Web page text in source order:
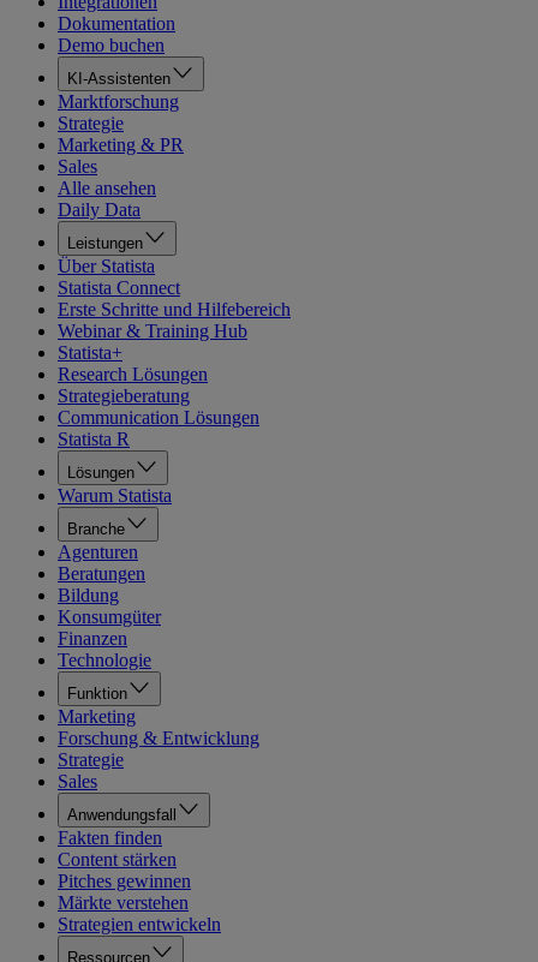
Dokumentation
Demo buchen
KI-Assistenten
Marktforschung
Strategie
Marketing & PR
Sales
Alle ansehen
Daily Data
Leistungen
Über Statista
Statista Connect
Erste Schritte und Hilfebereich
Webinar & Training Hub
Statista+
Research Lösungen
Strategieberatung
Communication Lösungen
Statista R
Lösungen
Warum Statista
Branche
Agenturen
Beratungen
Bildung
Konsumgüter
Finanzen
Technologie
Funktion
Marketing
Forschung & Entwicklung
Strategie
Sales
Anwendungsfall
Fakten finden
Content stärken
Pitches gewinnen
Märkte verstehen
Strategien entwickeln
Ressourcen